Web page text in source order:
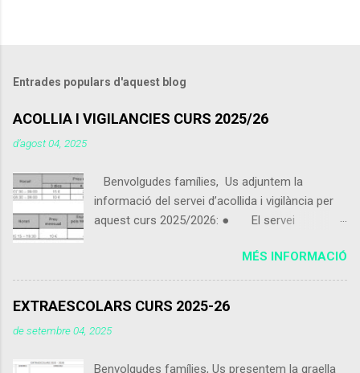
Entrades populars d'aquest blog
ACOLLIA I VIGILANCIES CURS 2025/26
d’agost 04, 2025
Benvolgudes famílies, Us adjuntem la
informació del servei d’acollida i vigilància per
aquest curs 2025/2026: ● El servei
setembre 2025. ● Els alumnes que vinguin
de 07:30 a 09:00 podran portar alguna cosa per
vigilància de dimecres 15:15 a 16:30 encara que
MÉS INFORMACIÓ
EXTRAESCOLARS CURS 2025-26
de setembre 04, 2025
Benvolgudes famílies, Us presentem la graella